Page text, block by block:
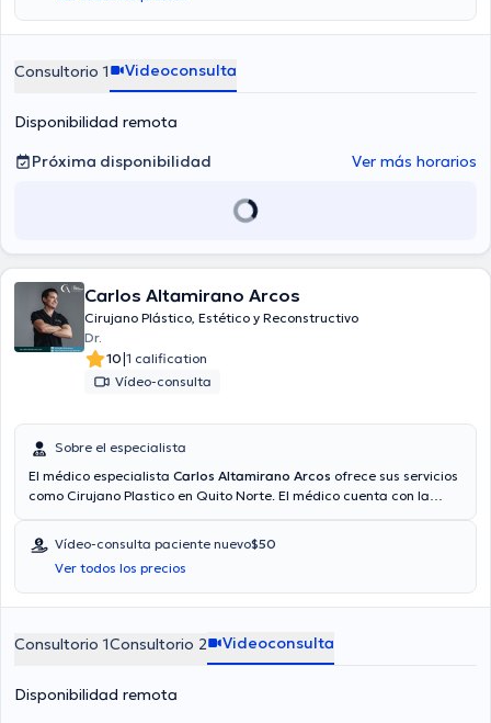
Consultorio 1 Videoconsulta
Disponibilidad remota
Próxima disponibilidad
Ver más horarios
Carlos Altamirano Arcos
Cirujano Plástico, Estético y Reconstructivo
Dr.
10|1 calification
Vídeo-consulta
Sobre el especialista
El médico especialista Carlos Altamirano Arcos ofrece sus servicios
como Cirujano Plastico en Quito Norte. El médico cuenta con la
medicina prepagada, Confiamed SA, Humana son aceptadas. El
precio de la consulta con el doctor Carlos Altamirano Arcos es de a
partir de $60.
Vídeo-consulta paciente nuevo$50
Ver todos los precios
Consultorio 1Consultorio 2 Videoconsulta
Disponibilidad remota